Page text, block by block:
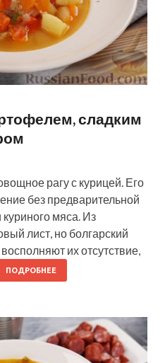
сладким
рагу с курицей. Его
без предварительной
мяса. Из
лист, но болгарский
их отсутствие,
ПОДРОБНЕЕ